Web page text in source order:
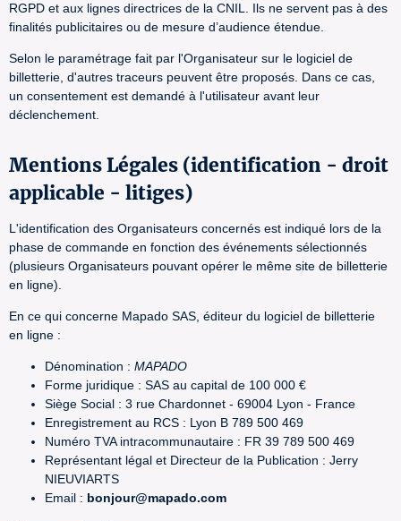
RGPD et aux lignes directrices de la CNIL. Ils ne servent pas à des
finalités publicitaires ou de mesure d’audience étendue.
Selon le paramétrage fait par l'Organisateur sur le logiciel de
billetterie, d'autres traceurs peuvent être proposés. Dans ce cas,
un consentement est demandé à l'utilisateur avant leur
déclenchement.
Mentions Légales (identification - droit
applicable - litiges)
L'identification des Organisateurs concernés est indiqué lors de la
phase de commande en fonction des événements sélectionnés
(plusieurs Organisateurs pouvant opérer le même site de billetterie
en ligne).
En ce qui concerne Mapado SAS, éditeur du logiciel de billetterie
en ligne :
Dénomination : MAPADO
Forme juridique : SAS au capital de 100 000 €
Siège Social : 3 rue Chardonnet - 69004 Lyon - France
Enregistrement au RCS : Lyon B 789 500 469
Numéro TVA intracommunautaire : FR 39 789 500 469
Représentant légal et Directeur de la Publication : Jerry
NIEUVIARTS
Email : bonjour@mapado.com